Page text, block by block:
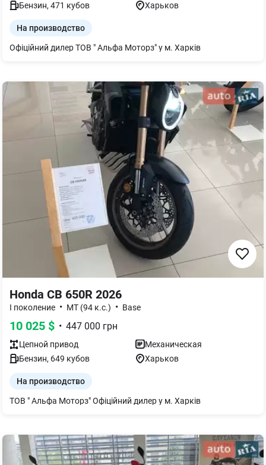
Бензин, 471 кубов Харьков
На производство
Офіційний дилер ТОВ " Альфа Моторз" у м. Харків
Honda CB 650R 2026
І поколение • MT (94 к.с.) • Base
10 025 $ • 447 000 грн
Цепной привод
Механическая
Бензин, 649 кубов Харьков
На производство
ТОВ " Альфа Моторз" Офіційний дилер у м. Харків